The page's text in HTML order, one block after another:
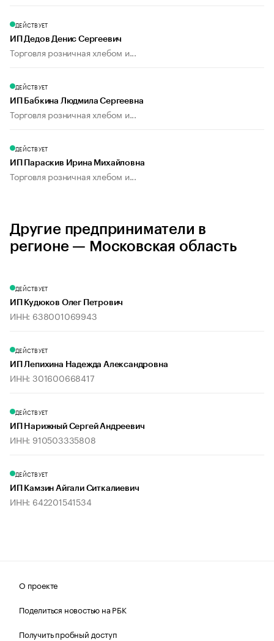
ДЕЙСТВУЕТ
ИП Дедов Денис Сергеевич
Торговля розничная хлебом и...
ДЕЙСТВУЕТ
ИП Бабкина Людмила Сергеевна
Торговля розничная хлебом и...
ДЕЙСТВУЕТ
ИП Параскив Ирина Михайловна
Торговля розничная хлебом и...
Другие предприниматели в
регионе — Московская область
ДЕЙСТВУЕТ
ИП Кудюков Олег Петрович
ИНН: 638001069943
ДЕЙСТВУЕТ
ИП Лепихина Надежда Александровна
ИНН: 301600668417
ДЕЙСТВУЕТ
ИП Нарижный Сергей Андреевич
ИНН: 910503335808
ДЕЙСТВУЕТ
ИП Камзин Айгали Ситкалиевич
ИНН: 642201541534
О проекте
Поделиться новостью на РБК
Получить пробный доступ